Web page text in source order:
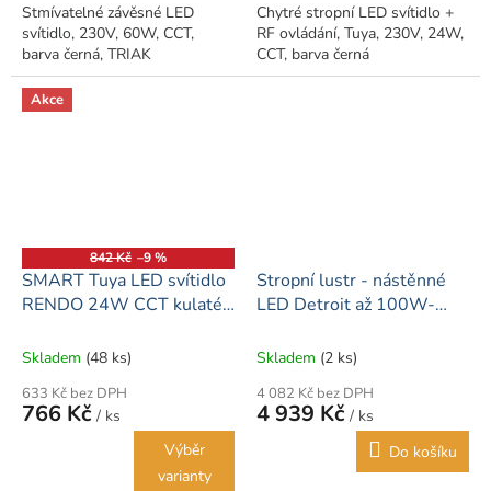
Stmívatelné závěsné LED
svítidlo, 230V, 60W, CCT,
barva černá, TRIAK
Chytré stropní LED svítidlo +
RF ovládání, Tuya, 230V, 24W,
CCT, barva černá
Akce
842 Kč –9 %
SMART Tuya LED svítidlo
RENDO 24W CCT kulaté
Skladem (48 ks)
633 Kč bez DPH
766 Kč / ks
Výběr
varianty
Stropní lustr - nástěnné
LED Detroit až 100W-
6000K) + dálkový ovladač
Skladem (2 ks)
4 082 Kč bez DPH
4 939 Kč / ks
Do košíku